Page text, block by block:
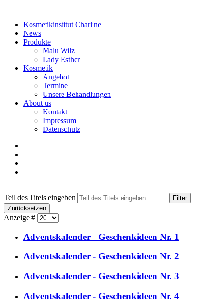
Kosmetikinstitut Charline
News
Produkte
Malu Wilz
Lady Esther
Kosmetik
Angebot
Termine
Unsere Behandlungen
About us
Kontakt
Impressum
Datenschutz
Teil des Titels eingeben
Filter
Zurücksetzen
Anzeige #
Adventskalender - Geschenkideen Nr. 1
Adventskalender - Geschenkideen Nr. 2
Adventskalender - Geschenkideen Nr. 3
Adventskalender - Geschenkideen Nr. 4